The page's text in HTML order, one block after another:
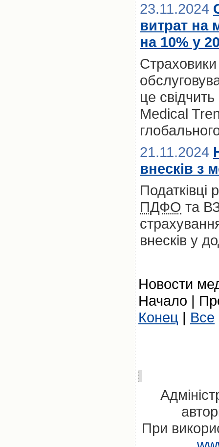
23.11.2024
витрат на
на 10% у
це
Medical
21.11.2024
внесків з
Податківці
ПДФО та
внесків у
Новости
Начало |
Конец | Все
При